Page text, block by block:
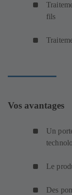
fils
Vos avantages
Un
Le
Des